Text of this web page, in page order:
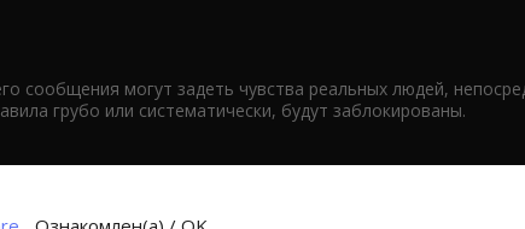
могут задеть чувства реальных людей,
грубо или систематически, будут заблокированы.